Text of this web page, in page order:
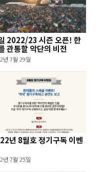
2022/23 시즌 오픈! 한
관통할 악단의 비전
년 7월 29일
년 8월호 정기구독 이벤
년 7월 25일